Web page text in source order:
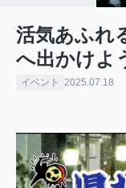
活気あふれ
へ出かけよ
イベント 2025.07.18